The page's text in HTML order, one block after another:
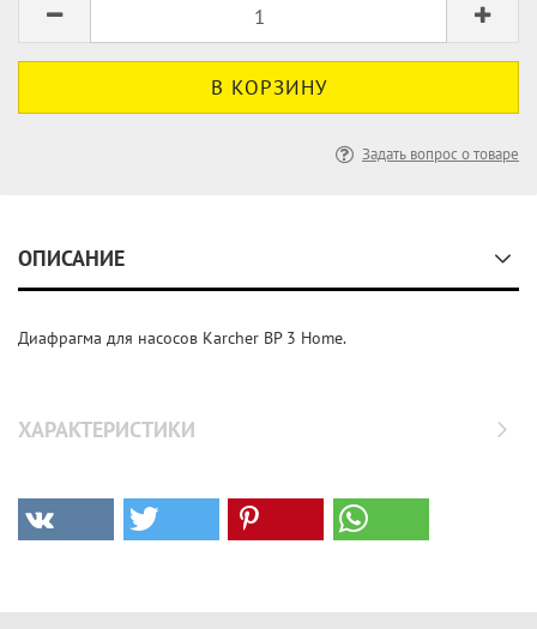
Задать вопрос о товаре
ОПИСАНИЕ
Диафрагма для насосов Karcher BP 3 Home.
ХАРАКТЕРИСТИКИ